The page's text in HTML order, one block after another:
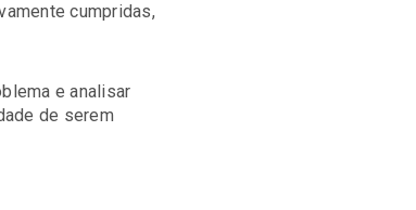
cumpridas,
e analisar
de serem